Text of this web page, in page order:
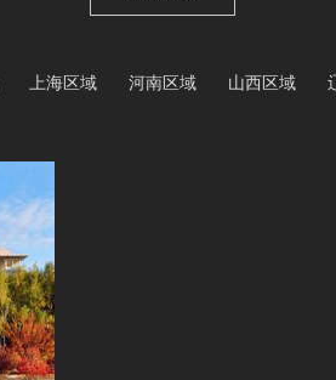
上海区域 河南区域 山西区域